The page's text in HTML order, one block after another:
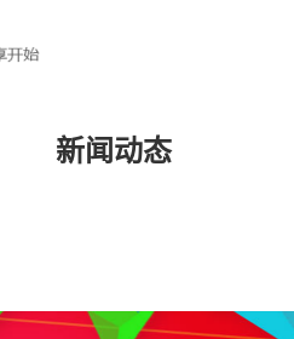
新闻动态